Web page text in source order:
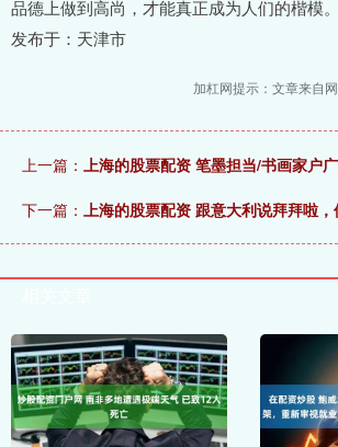
品德上做到高尚，才能真正成为人们的楷模。
发布于：天津市
加杠网提示：文章来自
上一篇： 上海的股票配资 笔墨担当/书画家户
下一篇： 上海的股票配资 跟意大利说拜拜啦